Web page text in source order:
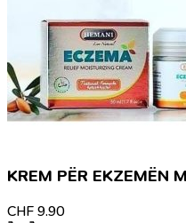
KREM PËR EKZEMËN
CHF 9.90